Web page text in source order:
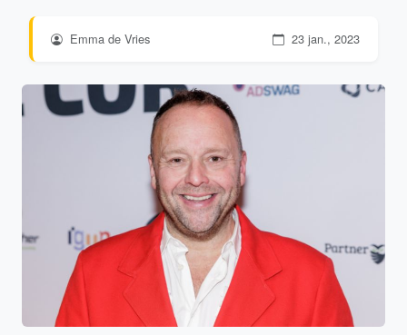
Emma de Vries 23 jan., 2023